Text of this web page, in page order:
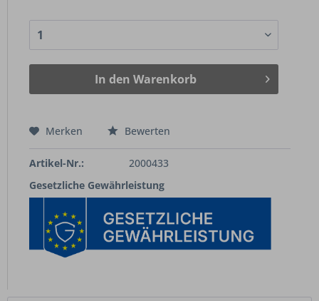
In den Warenkorb
Merken Bewerten
Artikel-Nr.:
2000433
Gesetzliche Gewährleistung